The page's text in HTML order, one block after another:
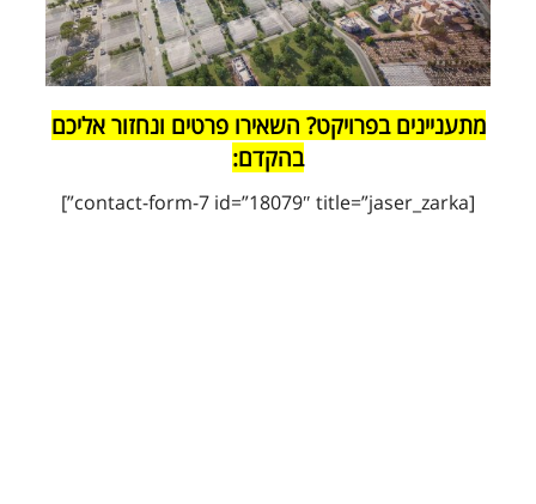
מתעניינים בפרויקט? השאירו פרטים ונחזור אליכם
בהקדם:
[contact-form-7 id=”18079″ title=”jaser_zarka”]